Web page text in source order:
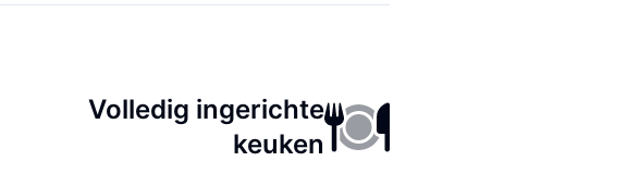
Volledig ingerichte
keuken